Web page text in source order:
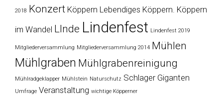
2018 Konzert Köppern Lebendiges Köppern. Köppern
im Wandel LInde Lindenfest Lindenfest 2019
Mitgliederversammlung Mitgliederversammlung 2014 Mühlen
Mühlgraben Mühlgrabenreinigung
Mühlradgeklapper Mühlstein Naturschutz Schlager Giganten
Umfrage Veranstaltung wichtige Köpperner